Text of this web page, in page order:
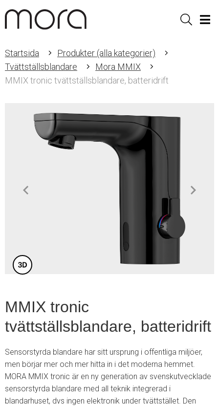
Sök
Startsida
Produkter (alla kategorier)
Tvättställsblandare
Mora MMIX
MMIX tronic tvättställsblandare, batteridrift
MMIX tronic
tvättställsblandare, batteridrift
Sensorstyrda blandare har sitt ursprung i offentliga miljöer,
men börjar mer och mer hitta in i det moderna hemmet.
MORA MMIX tronic är en ny generation av svenskutvecklade
sensorstyrda blandare med all teknik integrerad i
blandarhuset, dvs ingen elektronik under tvättstället. Den